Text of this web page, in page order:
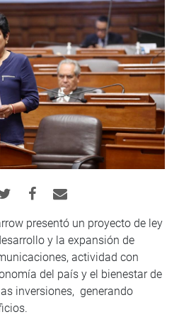
presentó un proyecto de ley
y la expansión de
actividad con
del país y el bienestar de
inversiones, generando